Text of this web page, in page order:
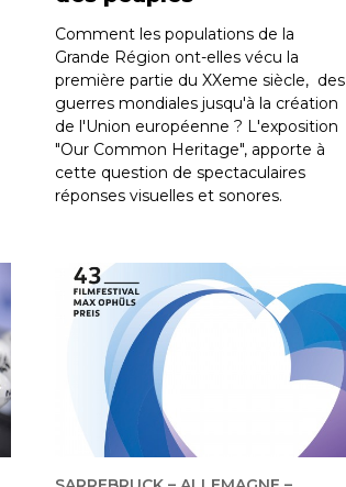
Comment les populations de la
Grande Région ont-elles vécu la
première partie du XXeme siècle, des
guerres mondiales jusqu'à la création
de l'Union européenne ? L'exposition
"Our Common Heritage", apporte à
cette question de spectaculaires
réponses visuelles et sonores.